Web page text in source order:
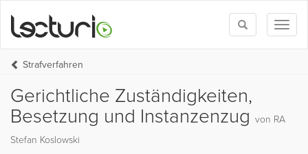
Toggle
search
Strafverfahren
Gerichtliche Zuständigkeiten,
Besetzung und Instanzenzug von RA
Stefan Koslowski